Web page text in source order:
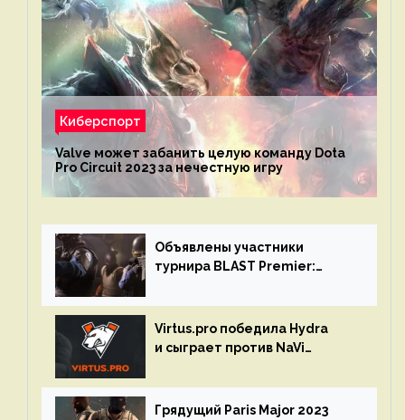
Киберспорт
Valve может забанить целую команду Dota
Pro Circuit 2023 за нечестную игру
Объявлены участники
турнира BLAST Premier:
Virtus.pro победила Hydra
и сыграет против NaVi
Грядущий Paris Major 2023